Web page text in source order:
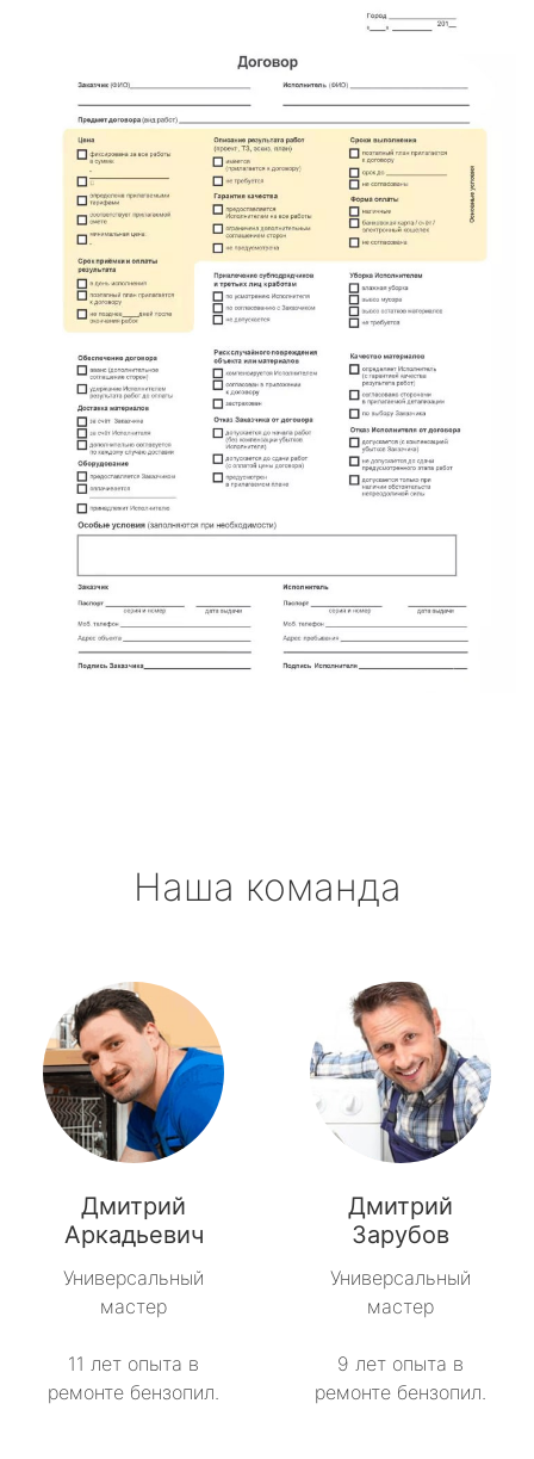
Наша команда
Дмитрий
Аркадьевич
Универсальный
мастер
11 лет опыта в
ремонте бензопил.
Дмитрий
Зарубов
Универсальный
мастер
9 лет опыта в
ремонте бензопил.